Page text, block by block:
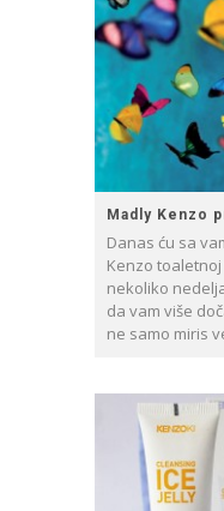
Madly Kenzo
Danas ću sa
Kenzo
nekoliko
da vam više
ne samo miris